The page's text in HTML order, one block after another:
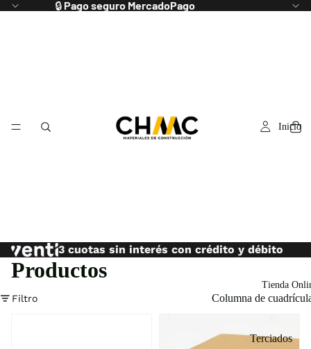
🔒Pago seguro MercadoPago
Inicio
Tienda
Terciados
3 cuotas sin interés con crédito y débito
Productos
Filtro
Columna de